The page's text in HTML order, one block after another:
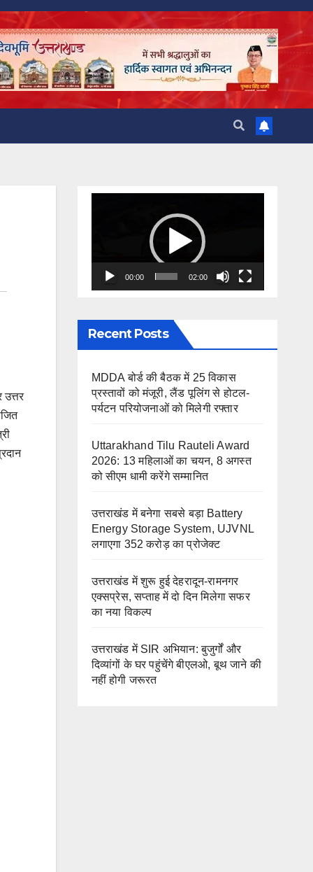
उत्तर
00:00 02:00
Recent Posts
MDDA बोर्ड की बैठक में 25 विकास
प्रस्तावों को मंजूरी, लैंड पूलिंग से होटल-
पर्यटन परियोजनाओं को मिलेगी रफ्तार
Uttarakhand Tilu Rauteli Award
2026: 13 महिलाओं का चयन, 8 अगस्त
को सीएम धामी करेंगे सम्मानित
उत्तराखंड में बनेगा सबसे बड़ा Battery
Energy Storage System, UJVNL
लगाएगा 352 करोड़ का प्रोजेक्ट
उत्तराखंड में शुरू हुई देहरादून-रामनगर
एक्सप्रेस, सप्ताह में दो दिन मिलेगा सफर
का नया विकल्प
उत्तराखंड में SIR अभियान: बुजुर्गों और
दिव्यांगों के घर पहुंचेंगे बीएलओ, बूथ जाने की
नहीं होगी जरूरत